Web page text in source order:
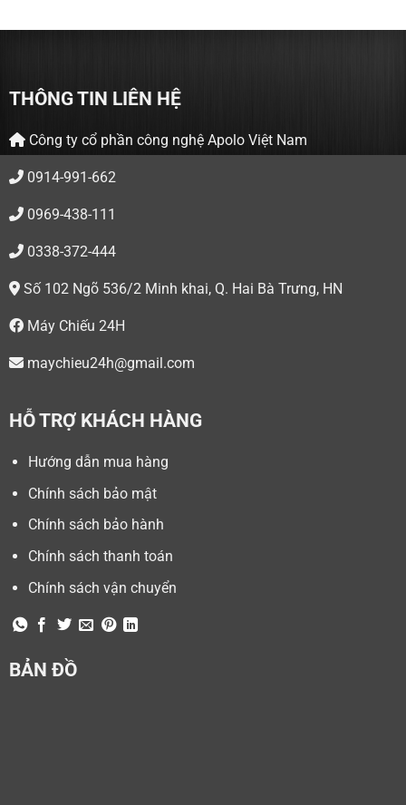
THÔNG TIN LIÊN HỆ
Công ty cổ phần công nghệ Apolo Việt Nam
0914-991-662
0969-438-111
0338-372-444
Số 102 Ngõ 536/2 Minh khai, Q. Hai Bà Trưng, HN
Máy Chiếu 24H
maychieu24h@gmail.com
HỖ TRỢ KHÁCH HÀNG
Hướng dẫn mua hàng
Chính sách bảo mật
Chính sách bảo hành
Chính sách thanh toán
Chính sách vận chuyển
BẢN ĐỒ